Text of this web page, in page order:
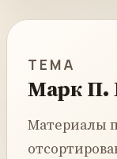
ТЕМА
Марк П.
Материалы